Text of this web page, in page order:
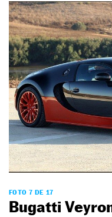
FOTO 7 DE 17
Bugatti